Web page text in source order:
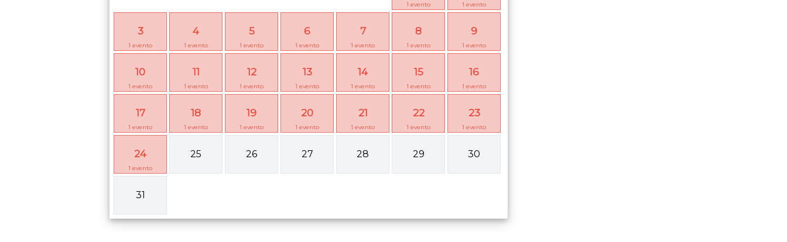
1 evento 1 evento
3
1 evento
4
1 evento
5
1 evento
6
1 evento
7
1 evento
8
1 evento
9
1 evento
10
1 evento
11
1 evento
12
1 evento
13
1 evento
14
1 evento
15
1 evento
16
1 evento
17
1 evento
18
1 evento
19
1 evento
20
1 evento
21
1 evento
22
1 evento
23
1 evento
24
1 evento
25 26 27 28 29 30
31